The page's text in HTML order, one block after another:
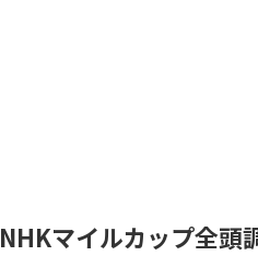
NHKマイルカップ全頭